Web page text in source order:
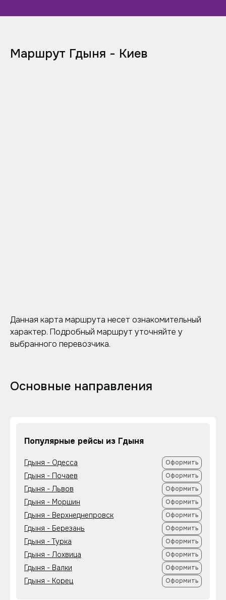
Маршрут Гдыня - Киев
Данная карта маршрута несет ознакомительный
характер. Подробный маршрут уточняйте у
выбранного перевозчика.
Основные направления
Популярные рейсы из Гдыня
Гдыня - Одесса Оформить
Гдыня - Почаев Оформить
Гдыня - Львов Оформить
Гдыня - Моршин Оформить
Гдыня - Верхнеднепровск Оформить
Гдыня - Березань Оформить
Гдыня - Турка Оформить
Гдыня - Лохвица Оформить
Гдыня - Валки Оформить
Гдыня - Корец Оформить